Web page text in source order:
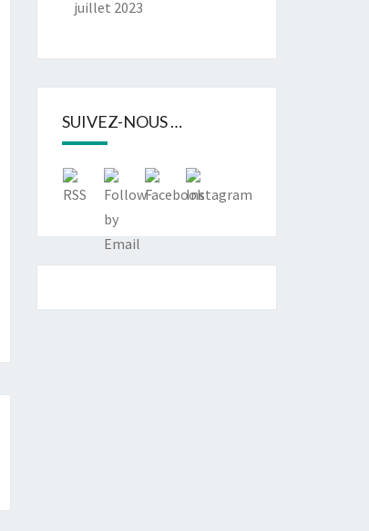
juillet 2023
SUIVEZ-NOUS …